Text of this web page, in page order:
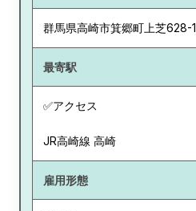
群馬県高崎市箕郷町上芝628-1
最寄駅
✅アクセス
JR高崎線 高崎
雇用形態